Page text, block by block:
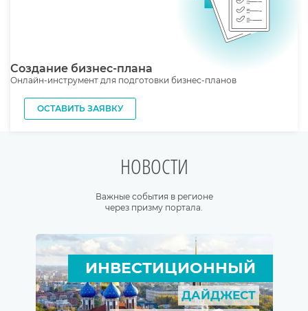
Создание бизнес-плана
Онлайн-инструмент для подготовки бизнес-планов
ОСТАВИТЬ ЗАЯВКУ
НОВОСТИ
Важные события в регионе
через призму портала.
ИНВЕСТИЦИОННЫЙ
ДАЙДЖЕСТ